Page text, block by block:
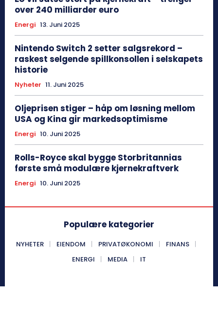
over 240 milliarder euro
Energi 13. Juni 2025
Nintendo Switch 2 setter salgsrekord –
raskest selgende spillkonsollen i selskapets
historie
Nyheter 11. Juni 2025
Oljeprisen stiger – håp om løsning mellom
USA og Kina gir markedsoptimisme
Energi 10. Juni 2025
Rolls-Royce skal bygge Storbritannias
første små modulære kjernekraftverk
Energi 10. Juni 2025
Populære kategorier
NYHETER EIENDOM PRIVATØKONOMI
FINANS
ENERGI
MEDIA IT